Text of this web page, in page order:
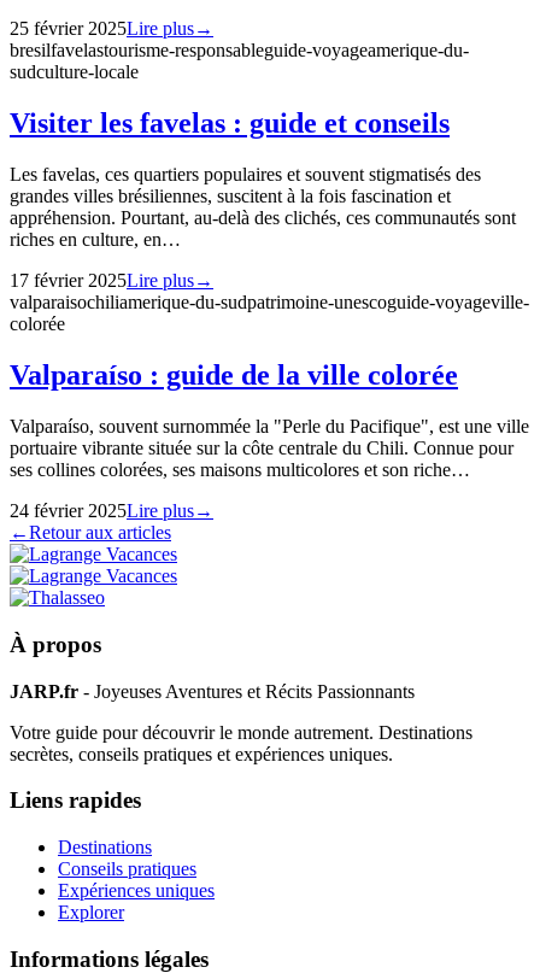
25 février 2025Lire plus→
bresilfavelastourisme-responsableguide-voyageamerique-du-
sudculture-locale
Visiter les favelas : guide et conseils
Les favelas, ces quartiers populaires et souvent stigmatisés des
grandes villes brésiliennes, suscitent à la fois fascination et
appréhension. Pourtant, au-delà des clichés, ces communautés sont
riches en culture, en…
17 février 2025Lire plus→
valparaisochiliamerique-du-sudpatrimoine-unescoguide-voyageville-
colorée
Valparaíso : guide de la ville colorée
Valparaíso, souvent surnommée la "Perle du Pacifique", est une ville
portuaire vibrante située sur la côte centrale du Chili. Connue pour
ses collines colorées, ses maisons multicolores et son riche…
24 février 2025Lire plus→
←Retour aux articles
À propos
JARP.fr - Joyeuses Aventures et Récits Passionnants
Votre guide pour découvrir le monde autrement. Destinations
secrètes, conseils pratiques et expériences uniques.
Liens rapides
Destinations
Conseils pratiques
Expériences uniques
Explorer
Informations légales